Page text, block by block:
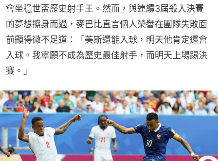
會坐穩世盃歷史射手王。然而，與連續3屆殺入決賽
的夢想擦身而過，麥巴比直言個人榮譽在團隊失敗面
前顯得微不足道：「美斯還能入球，明天他肯定還會
入球。我寧願不成為歷史最佳射手，而明天上場踢決
賽。」